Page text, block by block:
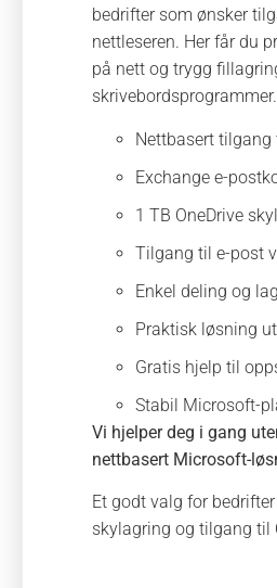
bedrifter som ønsker
nettleseren. Her får du
på nett og trygg
skrivebordsprogrammer.
Nettbasert tilgang
Exchange e-
1 TB OneDrive
Tilgang til e-post
Enkel deling og
Praktisk løsning
Gratis hjelp til
Stabil Microsoft-
Vi hjelper deg i gang
nettbasert Microsoft-
Et godt valg for
skylagring og tilgang til